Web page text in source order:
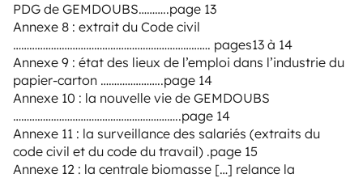
PDG de GEMDOUBS………..page 13
Annexe 8 : extrait du Code civil
………………………………………………………………. pages13 à 14
Annexe 9 : état des lieux de l’emploi dans l’industrie du
papier-carton …………………..page 14
Annexe 10 : la nouvelle vie de GEMDOUBS
……………………………………………………..page 14
Annexe 11 : la surveillance des salariés (extraits du
code civil et du code du travail) .page 15
Annexe 12 : la centrale biomasse […] relance la